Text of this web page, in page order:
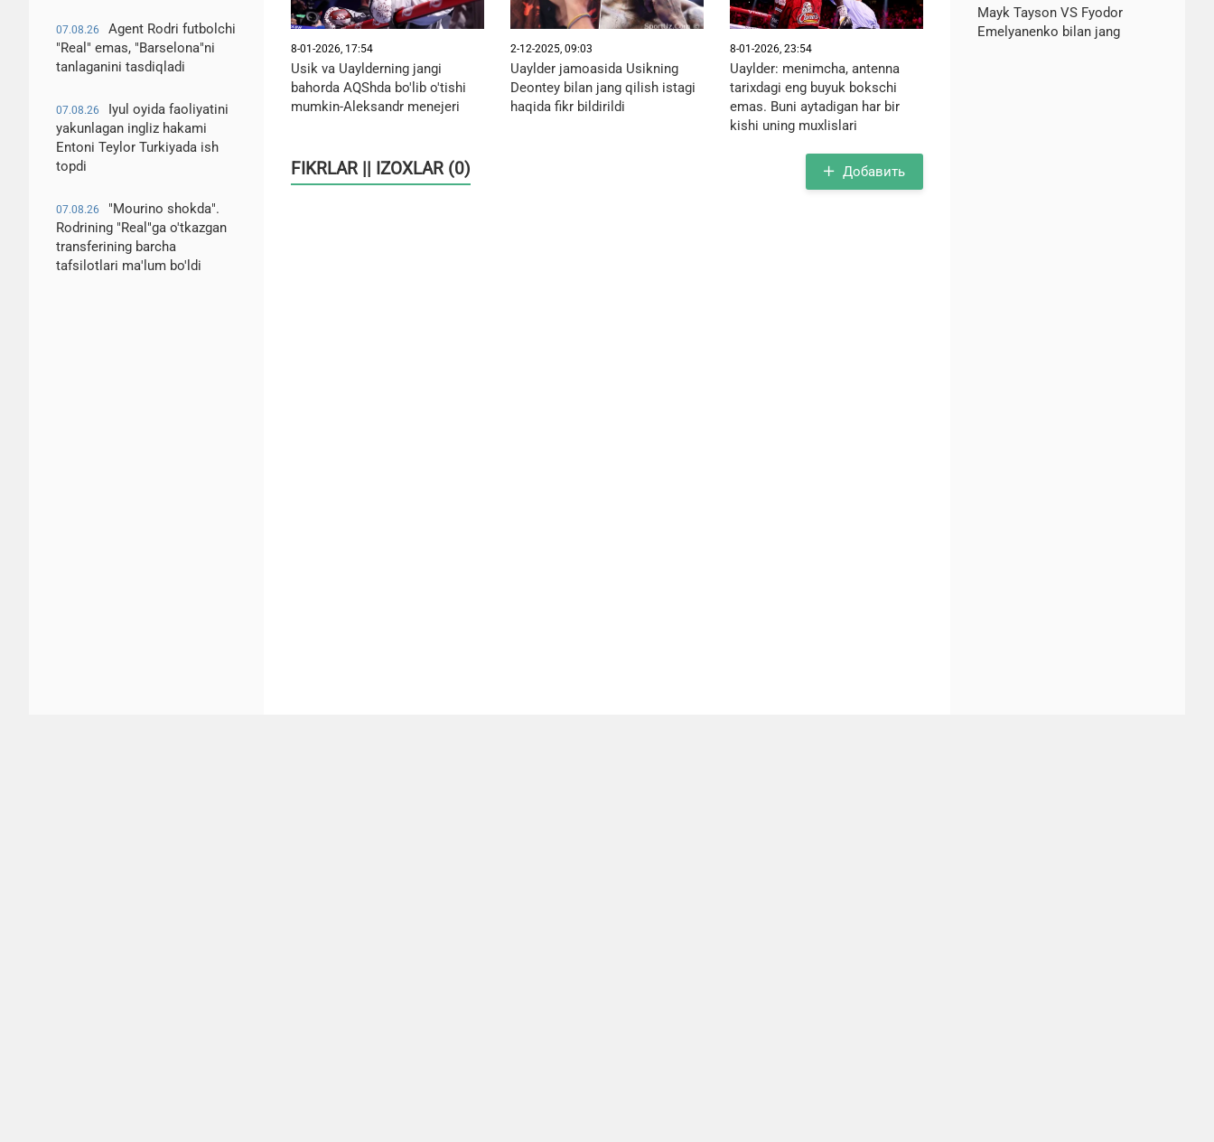
07.08.26
Agent Rodri futbolchi
"Real" emas, "Barselona"ni
tanlaganini tasdiqladi
07.08.26
Iyul oyida faoliyatini
yakunlagan ingliz hakami
Entoni Teylor Turkiyada ish
topdi
07.08.26
"Mourino shokda".
Rodrining "Real"ga o'tkazgan
transferining barcha
tafsilotlari ma'lum bo'ldi
8-01-2026, 17:54
Usik va Uaylderning jangi
bahorda AQShda bo'lib o'tishi
mumkin-Aleksandr menejeri
2-12-2025, 09:03
Uaylder jamoasida Usikning
Deontey bilan jang qilish istagi
haqida fikr bildirildi
8-01-2026, 23:54
Uaylder: menimcha, antenna
tarixdagi eng buyuk bokschi
emas. Buni aytadigan har bir
kishi uning muxlislari
FIKRLAR || IZOXLAR (0) Добавить
Mayk Tayson VS Fyodor
Emelyanenko bilan jang